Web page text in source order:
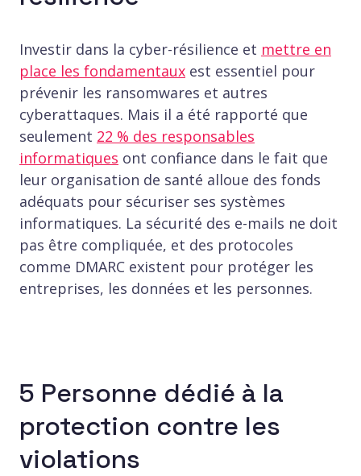
Investir dans la cyber-résilience et mettre en
place les fondamentaux est essentiel pour
prévenir les ransomwares et autres
cyberattaques. Mais il a été rapporté que
seulement 22 % des responsables
informatiques ont confiance dans le fait que
leur organisation de santé alloue des fonds
adéquats pour sécuriser ses systèmes
informatiques. La sécurité des e-mails ne doit
pas être compliquée, et des protocoles
comme DMARC existent pour protéger les
entreprises, les données et les personnes.
5 Personne dédié à la
protection contre les
violations